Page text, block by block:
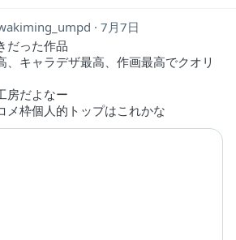
7月7日
だった作品
、キャラデザ最高、作画最高でクオリ
房だよなー
メ枠個人的トップはこれかな